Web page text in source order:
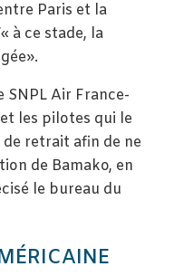
Paris et la
à ce stade, la
SNPL Air France-
les pilotes qui le
retrait afin de ne
de Bamako, en
le bureau du